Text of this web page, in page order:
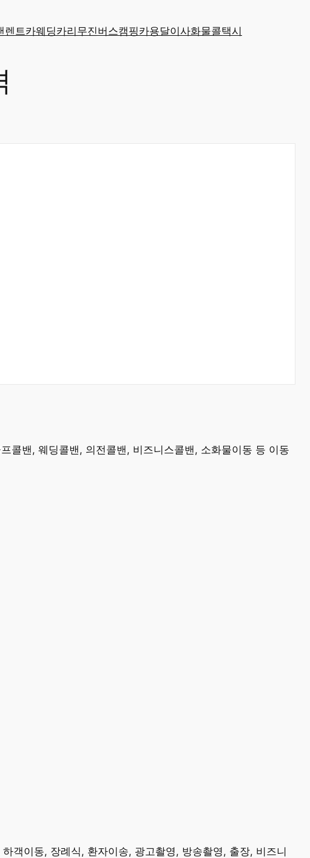
렌트카웨딩카리무진버스캠핑카용달이사화물콜택시
콜밴, 웨딩콜밴, 의전콜밴, 비즈니스콜밴, 소화물이동 등 이동
객이동, 장례식, 환자이송, 광고촬영, 방송촬영, 출장, 비즈니